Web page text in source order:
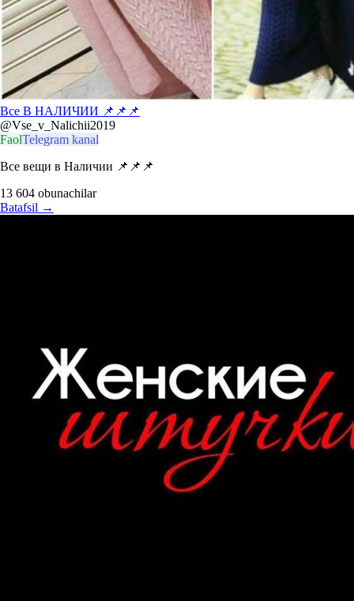
Все В НАЛИЧИИ 📌📌📌
@Vse_v_Nalichii2019
FaolTelegram kanal
Все вещи в Наличии 📌📌📌
13 604 obunachilar
Batafsil →